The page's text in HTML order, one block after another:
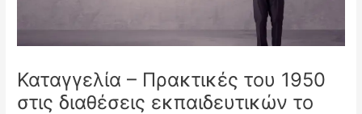
Καταγγελία – Πρακτικές του 1950
στις διαθέσεις εκπαιδευτικών το